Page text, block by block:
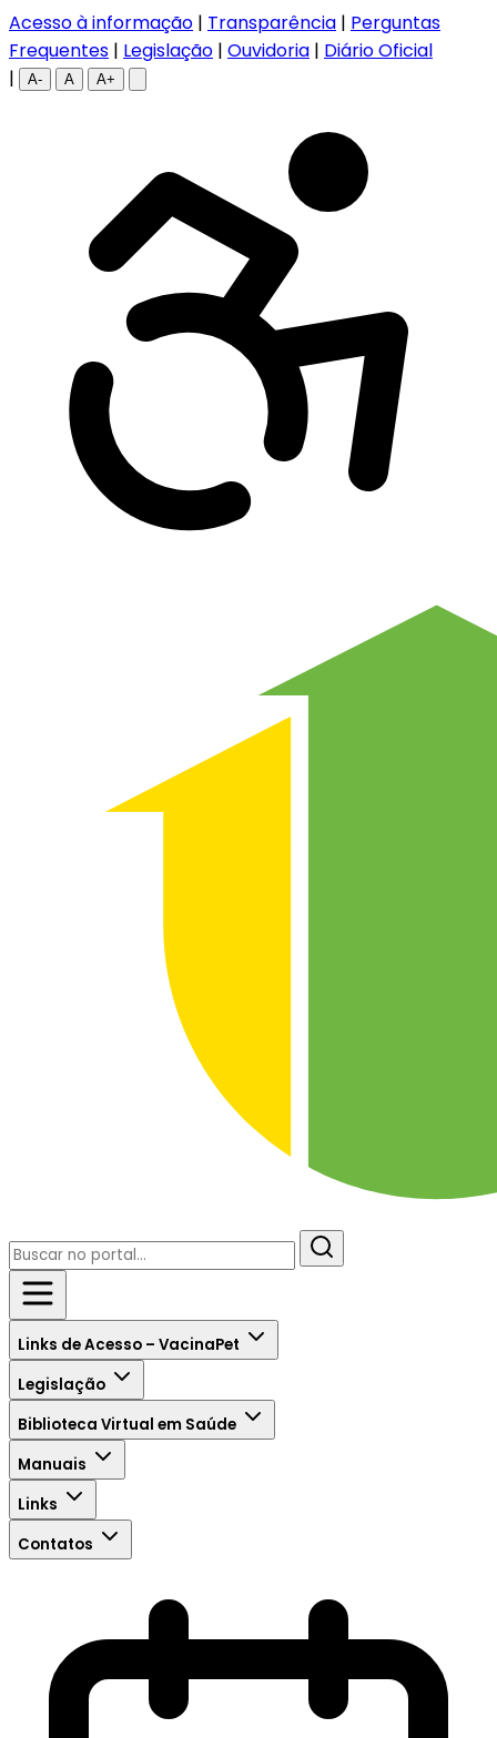
Acesso à informação | Transparência | Perguntas
Frequentes | Legislação | Ouvidoria | Diário Oficial
|
A- A A+
Links de Acesso – VacinaPet
Legislação
Biblioteca Virtual em Saúde
Manuais
Links
Contatos